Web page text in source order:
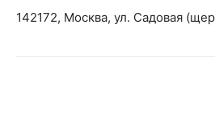
142172, Москва, ул. Садовая